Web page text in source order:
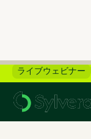
ライブウェビナー